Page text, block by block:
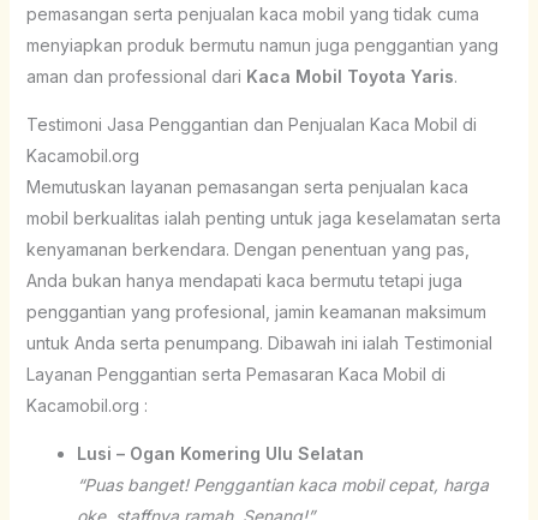
pemasangan serta penjualan kaca mobil yang tidak cuma
menyiapkan produk bermutu namun juga penggantian yang
aman dan professional dari Kaca Mobil Toyota Yaris.
Testimoni Jasa Penggantian dan Penjualan Kaca Mobil di
Kacamobil.org
Memutuskan layanan pemasangan serta penjualan kaca
mobil berkualitas ialah penting untuk jaga keselamatan serta
kenyamanan berkendara. Dengan penentuan yang pas,
Anda bukan hanya mendapati kaca bermutu tetapi juga
penggantian yang profesional, jamin keamanan maksimum
untuk Anda serta penumpang. Dibawah ini ialah Testimonial
Layanan Penggantian serta Pemasaran Kaca Mobil di
Kacamobil.org :
Lusi – Ogan Komering Ulu Selatan
“Puas banget! Penggantian kaca mobil cepat, harga
oke, staffnya ramah. Senang!”